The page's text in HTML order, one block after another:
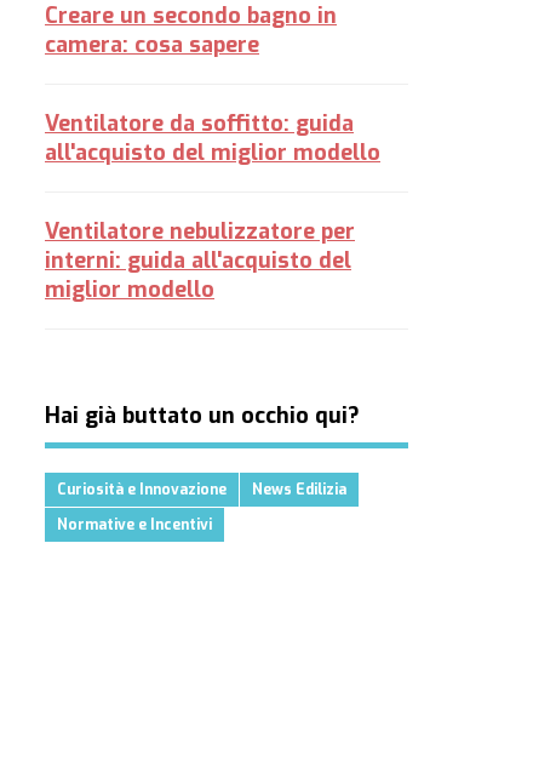
Creare un secondo bagno in
camera: cosa sapere
Ventilatore da soffitto: guida
all'acquisto del miglior modello
Ventilatore nebulizzatore per
interni: guida all'acquisto del
miglior modello
Hai già buttato un occhio qui?
Curiosità e Innovazione
News Edilizia
Normative e Incentivi